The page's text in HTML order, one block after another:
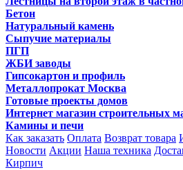
Бетон
Натуральный камень
Сыпучие материалы
ПГП
ЖБИ заводы
Гипсокартон и профиль
Металлопрокат Москва
Готовые проекты домов
Интернет магазин строительных
Камины и печи
Как заказать Оплата Возврат товара
Новости Акции Наша техника
Кирпич